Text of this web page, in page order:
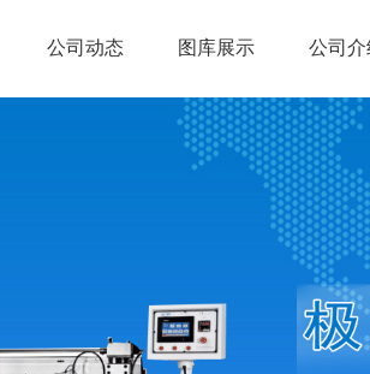
公司动态 图库展示 公司